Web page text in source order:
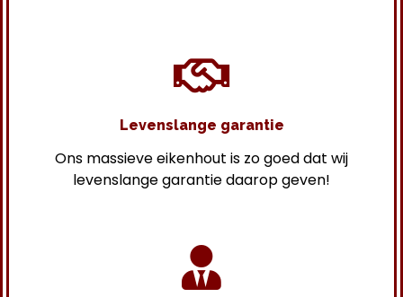
Levenslange garantie
Ons massieve eikenhout is zo goed dat wij
levenslange garantie daarop geven!